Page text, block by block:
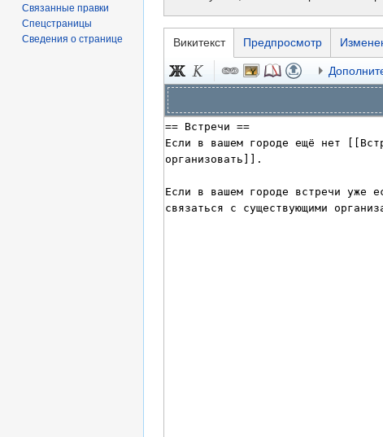
Викитекст Предпросмотр
Связанные правки
Спецстраницы
Сведения о странице